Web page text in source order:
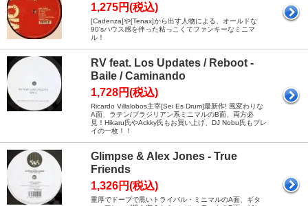
1,275円(税込)
[Cadenza]や[Tenax]から出す人物による、オールドな
90'sハウス感を伴った粘っこくてファンキーなミニマ
ル！
RV feat. Los Updates / Reboot -
Baile / Caminando
1,728円(税込)
Ricardo Villalobos主宰[Sei Es Drum]最新作! 風変わりな
A面、ラテン/ブラジリアン系ミニマルのB面、両方必
見！Hikaru氏やAckky氏もお買い上げ、DJ Nobu氏もプレ
イの一枚！！
Glimpse & Alex Jones - True
Friends
1,326円(税込)
重厚でドープで黒いトライバル・ミニマルのA面、ギタ